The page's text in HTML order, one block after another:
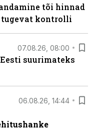
tõi hinnad
tugevat kontrolli
07.08.26, 08:00
suurimateks
06.08.26, 14:44